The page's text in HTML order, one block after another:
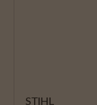
STIHL